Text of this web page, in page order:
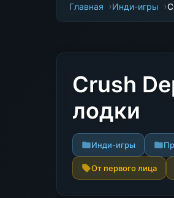
Главная Инди-игры
Crush
лодки
Инди-игры
От первого лица